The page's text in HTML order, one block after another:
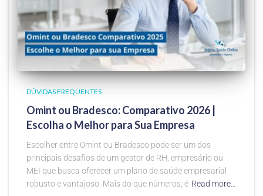
DÚVIDAS FREQUENTES
Omint ou Bradesco: Comparativo 2026 |
Escolha o Melhor para Sua Empresa
Escolher entre Omint ou Bradesco pode ser um dos
principais desafios de um gestor de RH, empresário ou
MEI que busca oferecer um plano de saúde empresarial
robusto e vantajoso. Mais do que números, é Read more…